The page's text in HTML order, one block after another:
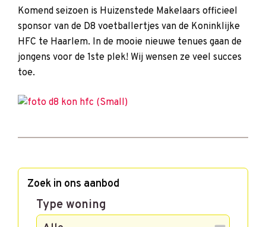
Komend seizoen is Huizenstede Makelaars officieel
sponsor van de D8 voetballertjes van de Koninklijke
HFC te Haarlem. In de mooie nieuwe tenues gaan de
jongens voor de 1ste plek! Wij wensen ze veel succes
toe.
Zoek in ons aanbod
Type woning